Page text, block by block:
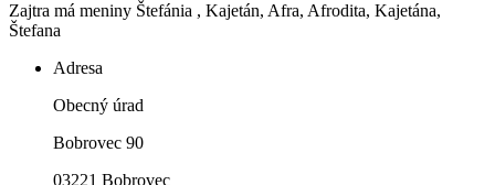
Zajtra má meniny Štefánia , Kajetán, Afra, Afrodita, Kajetána,
Štefana
Adresa
Obecný úrad
Bobrovec 90
03221 Bobrovec